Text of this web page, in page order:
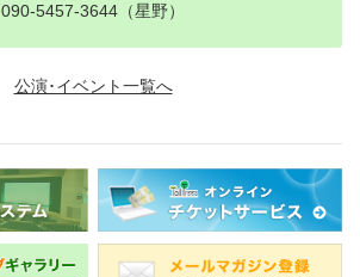
090-5457-3644（星野）
公演･イベント一覧へ